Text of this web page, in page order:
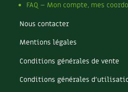
Potager
Potager en lasagnes
Poules
Prairie fleurie
Purin
FAQ – Mon compte, mes
Nous contacter
Mentions légales
Conditions générales de vente
Conditions générales